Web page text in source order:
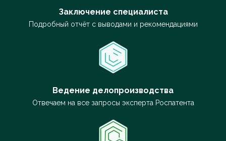
Заключение специалиста
Подробный отчёт с выводами и рекомендациями
Ведение делопроизводства
Отвечаем на все запросы эксперта Роспатента